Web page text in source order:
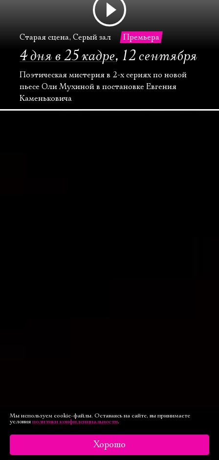
Старая сцена, Серый зал Премьера
4 дня в 25 кадре, 12 сентября
Поэтическая мистерия в 2-х сериях по новой
пьесе Оли Мухиной в постановке Евгения
Каменьковича
Мы используем cookie-файлы. Оставаясь на сайте, вы принимаете
условия политики конфиденциальности.
Хорошо